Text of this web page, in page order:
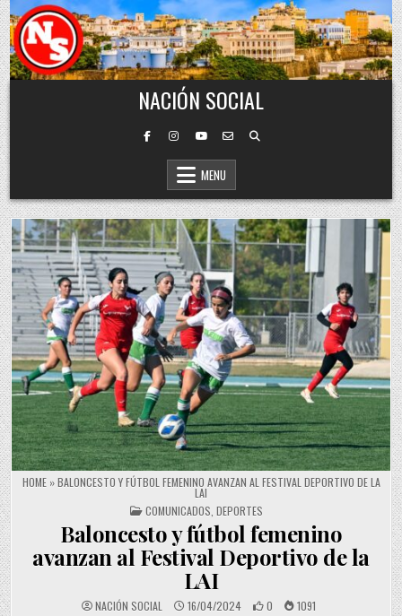
Skip to content
NACIÓN SOCIAL
MENU
HOME»BALONCESTO Y FÚTBOL FEMENINO AVANZAN AL FESTIVAL DEPORTIVO DE LA
LAI
POSTED IN
COMUNICADOS DEPORTES
Baloncesto y fútbol femenino
avanzan al Festival Deportivo de la
LAI
NACIÓN SOCIAL 16/04/2024 0 1091